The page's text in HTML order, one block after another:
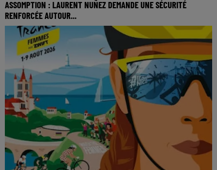
ASSOMPTION : LAURENT NUÑEZ DEMANDE UNE SÉCURITÉ
RENFORCÉE AUTOUR...